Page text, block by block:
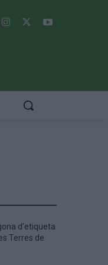
d’etiqueta
Terres de